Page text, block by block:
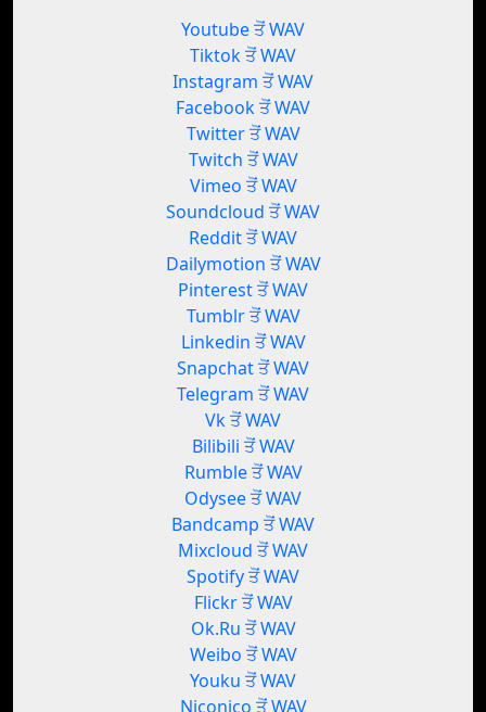
Youtube ਤੋਂ WAV
Tiktok ਤੋਂ WAV
Instagram ਤੋਂ WAV
Facebook ਤੋਂ WAV
Twitter ਤੋਂ WAV
Twitch ਤੋਂ WAV
Vimeo ਤੋਂ WAV
Soundcloud ਤੋਂ WAV
Reddit ਤੋਂ WAV
Dailymotion ਤੋਂ WAV
Pinterest ਤੋਂ WAV
Tumblr ਤੋਂ WAV
Linkedin ਤੋਂ WAV
Snapchat ਤੋਂ WAV
Telegram ਤੋਂ WAV
Vk ਤੋਂ WAV
Bilibili ਤੋਂ WAV
Rumble ਤੋਂ WAV
Odysee ਤੋਂ WAV
Bandcamp ਤੋਂ WAV
Mixcloud ਤੋਂ WAV
Spotify ਤੋਂ WAV
Flickr ਤੋਂ WAV
Ok.Ru ਤੋਂ WAV
Weibo ਤੋਂ WAV
Youku ਤੋਂ WAV
Niconico ਤੋਂ WAV